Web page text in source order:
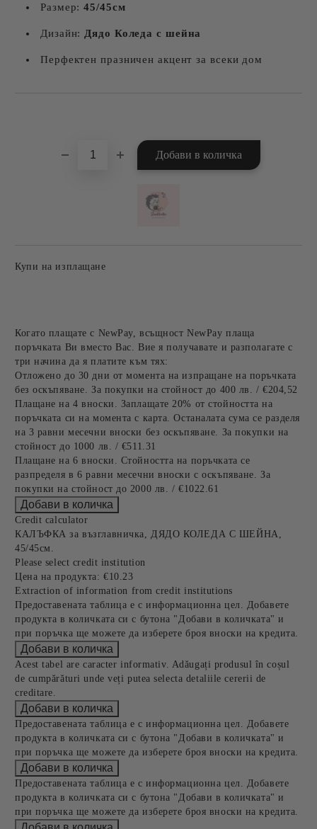
Размер:45/45см
Дизайн: Дядо Коледа с шейна
Перфектен празничен акцент за всеки дом
Купи на изплащане
Когато плащате с NewPay, всъщност NewPay плаща
поръчката Ви вместо Вас. Вие я получавате и разполагате с
три начина да я платите към тях:
Отложено до 30 дни от момента на изпращане на поръчката
без оскъпяване. За покупки на стойност до 400 лв. / €204,52
Плащане на 4 вноски. Заплащате 20% от стойността на
поръчката си на момента с карта. Останалата сума се разделя
на 3 равни месечни вноски без оскъпяване. За покупки на
стойност до 1000 лв. / €511.31
Плащане на 6 вноски. Стойността на поръчката се
разпределя в 6 равни месечни вноски с оскъпяване. За
покупки на стойност до 2000 лв. / €1022.61
Credit calculator
КАЛЪФКА за възглавничка, ДЯДО КОЛЕДА С ШЕЙНА,
45/45см.
Please select credit institution
Цена на продукта: €10.23
Extraction of information from credit institutions
Предоставената таблица е с информационна цел. Добавете
продукта в количката си с бутона "Добави в количката" и
при поръчка ще можете да изберете броя вноски на кредита.
Acest tabel are caracter informativ. Adăugați produsul în coșul
de cumpărături unde veți putea selecta detaliile cererii de
creditare.
Предоставената таблица е с информационна цел. Добавете
продукта в количката си с бутона "Добави в количката" и
при поръчка ще можете да изберете броя вноски на кредита.
Предоставената таблица е с информационна цел. Добавете
продукта в количката си с бутона "Добави в количката" и
при поръчка ще можете да изберете броя вноски на кредита.